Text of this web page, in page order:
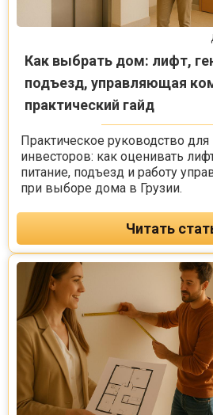
Как выбрать дом: лифт,
подъезд, управляющая
практический гайд
Практическое руководство для
инвесторов: как оценивать
питание, подъезд и работу
при выборе дома в Грузии.
Читать